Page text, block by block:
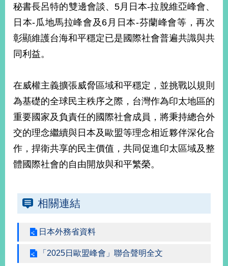
導
覽
於
本
部
新
聞
心
外
交
資
訊
國
地
秘書長呂特的雙邊會談、5月日本-拉脫維亞峰會、
日本-瓜地馬拉峰會及6月日本-芬蘭峰會等，再次
彰顯維護台海和平穩定已是國際社會普遍共識與共
同利益。
在威權主義擴張威脅區域和平穩定，並挑戰以規則
為基礎的全球民主秩序之際，台灣作為印太地區的
重要國家及負責任的國際社會成員，將秉持總合外
交的理念繼續與日本及歐盟等理念相近夥伴深化合
作，捍衛共享的民主價值，共同促進印太區域及整
體國際社會的自由開放與和平繁榮。
相關連結
日本外務省資料
「2025日歐盟峰會」聯合聲明全文